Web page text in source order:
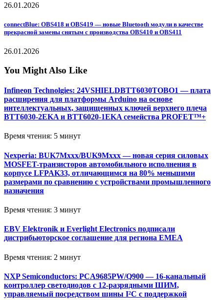
26.01.2026
connectBlue: OBS418 и OBS419 — новые Bluetooth модули в качестве
прекрасной замены снятым с производства OBS410 и OBS411
26.01.2026
You Might Also Like
Infineon Technolgies: 24VSHIELDBTT6030TOBO1 — плата
расширения для платформы Arduino на основе
интеллектуальных, защищенных ключей верхнего плеча
BTT6030-2EKA и BTT6020-1EKA семейства PROFET™+
Время чтения: 5 минут
Nexperia: BUK7Mxxx/BUK9Mxxx — новая серия силовых
MOSFET-транзисторов автомобильного исполнения в
корпусе LFPAK33, отличающимся на 80% меньшими
размерами по сравнению с устройствами промышленного
назначения
Время чтения: 3 минут
EBV Elektronik и Everlight Electronics подписали
дистрибьюторское соглашение для региона EMEA
Время чтения: 2 минут
NXP Semiconductors: PCA9685PW/Q900 — 16-канальный
контроллер светодиодов с 12-разрядными ШИМ,
управляемый посредством шины I²C с поддержкой